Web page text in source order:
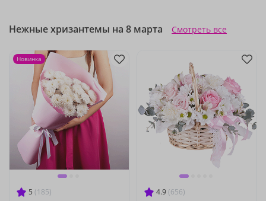
Нежные хризантемы на 8 марта Смотреть все
5 (185)
Новинка
4.9 (656)